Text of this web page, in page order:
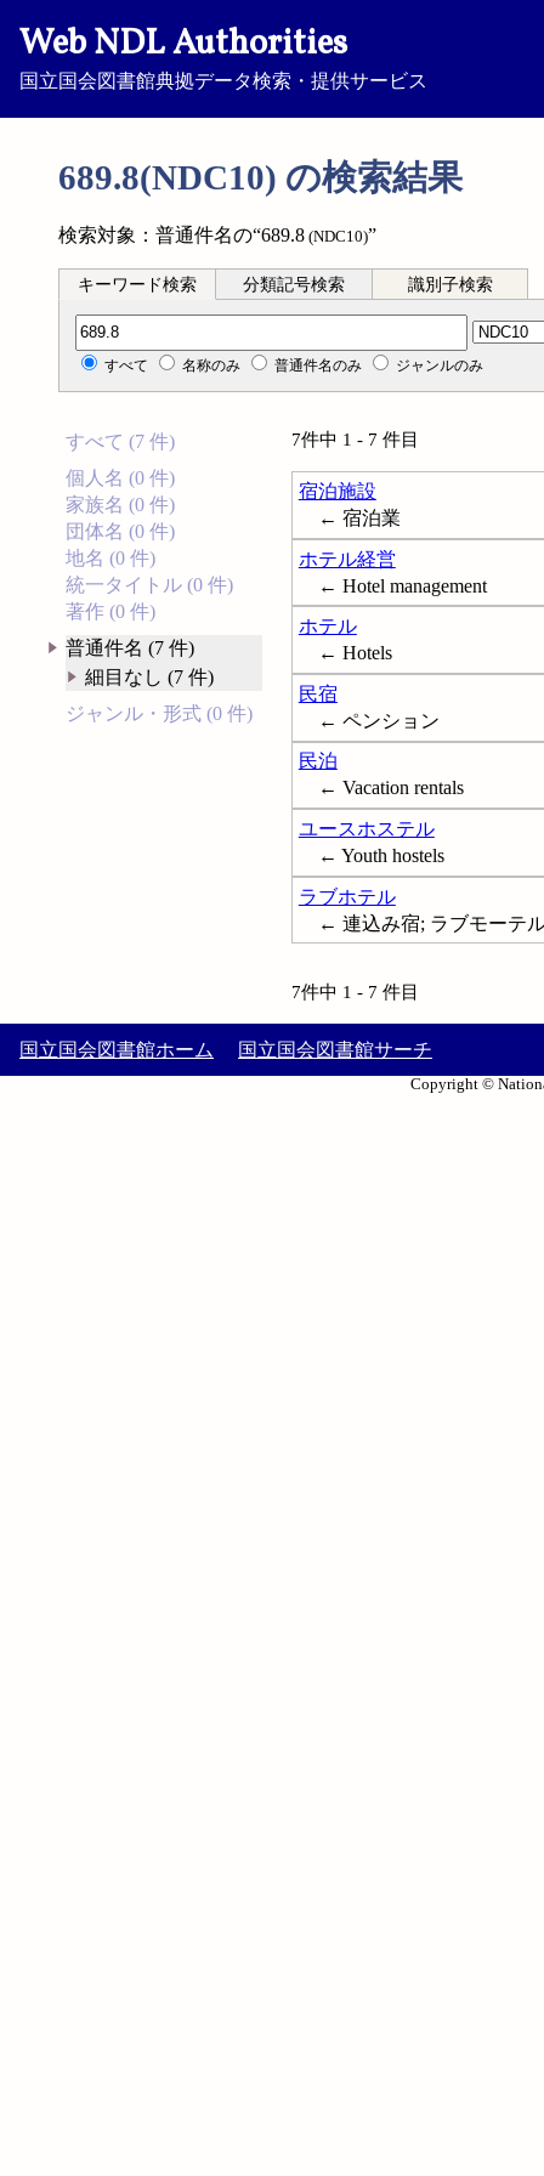
Web NDL Authorities
国立国会図書館典拠データ検索・提供サービス
689.8(NDC10) の検索結果
検索対象：普通件名の“689.8 (NDC10)”
キーワード検索 分類記号検索 識別子検索
分類記号検索
すべて 名称のみ 普通件名のみ ジャンルのみ
すべて (7 件)
個人名 (0 件)
家族名 (0 件)
団体名 (0 件)
地名 (0 件)
統一タイトル (0 件)
著作 (0 件)
普通件名 (7 件)
細目なし (7 件)
ジャンル・形式 (0 件)
7件中 1 - 7 件目
宿泊施設
← 宿泊業
ホテル経営
← Hotel management
ホテル
← Hotels
民宿
← ペンション
民泊
← Vacation rentals
ユースホステル
← Youth hostels
ラブホテル
← 連込み宿; ラブモーテル
7件中 1 - 7 件目
国立国会図書館ホーム 国立国会図書館サーチ
Copyright ©